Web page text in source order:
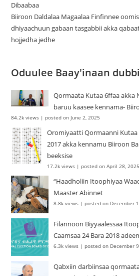
Dibaabaa
Biiroon Daldalaa Magaalaa Finfinnee
dhiyaachuun gabaan tasgabbii akka
hojjedha jedhe
Oduulee Baay'inaan
Qormaata Kutaa 6ffaa
baruu kaasee kennama-
84.2k views |posted on June 2, 2025
Oromiyaatti Qormaanni Kutaa
2017 akka kennamu Biiroon
beeksise
17.2k views |posted on April 28, 2025
“Haadholiin Itoophiyaa
Maaster Abinnet
8.8k views |posted on December
Filannoon Biyyaalessaa
Caamsaa 24 Bara 2018
6.3k views |posted on December
Qabxiin darbiinsaa